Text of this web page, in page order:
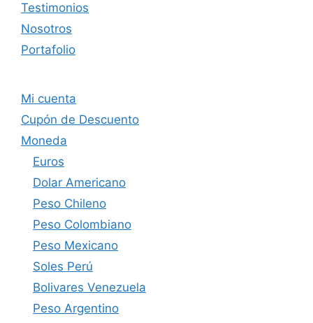
Testimonios
Nosotros
Portafolio
Mi cuenta
Cupón de Descuento
Moneda
Euros
Dolar Americano
Peso Chileno
Peso Colombiano
Peso Mexicano
Soles Perú
Bolivares Venezuela
Peso Argentino